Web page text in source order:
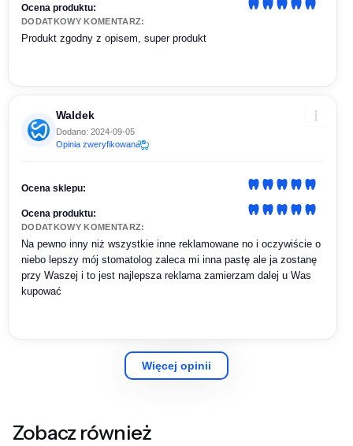
Ocena produktu:
DODATKOWY KOMENTARZ:
Produkt zgodny z opisem, super produkt
Waldek
Dodano: 2024-09-05
Opinia zweryfikowana
Ocena sklepu:
Ocena produktu:
DODATKOWY KOMENTARZ:
Na pewno inny niż wszystkie inne reklamowane no i oczywiście o
niebo lepszy mój stomatolog zaleca mi inna pastę ale ja zostanę
przy Waszej i to jest najlepsza reklama zamierzam dalej u Was
kupować
Więcej opinii
Zobacz również